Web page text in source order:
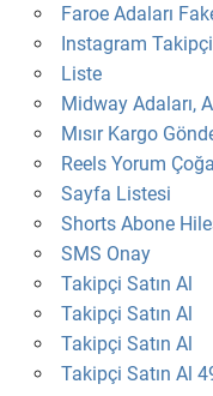
Faroe Adaları
Instagram Takipçi
Liste
Midway Adaları,
Mısır Kargo
Reels Yorum
Sayfa Listesi
Shorts Abone
SMS Onay
Takipçi Satın Al
Takipçi Satın Al
Takipçi Satın Al
Takipçi Satın Al